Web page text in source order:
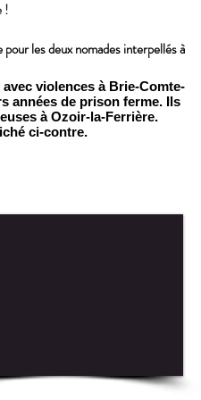
!
les deux nomades interpellés à
violences à Brie-Comte-
années de prison ferme. Ils
à Ozoir-la-Ferrière.
ci-contre.